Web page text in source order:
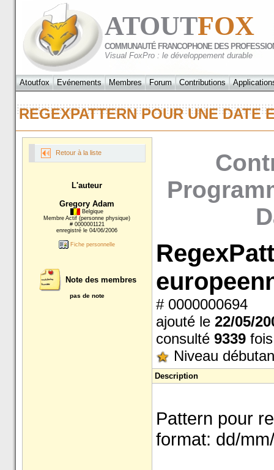
ATOUTFOX
COMMUNAUTÉ FRANCOPHONE DES
Visual FoxPro : le développement durable
Atoutfox Evénements Membres Forum Contributions
REGEXPATTERN POUR UNE
Retour à la liste
L'auteur
Gregory Adam
Belgique
Membre Actif (personne physique)
# 0000001121
enregistré le 04/06/2006
Fiche personnelle
Note des membres
pas de note
# 0000000694
ajouté le 22/05/
consulté 9339fois
Niveau
Description
Pattern pour
format: dd/